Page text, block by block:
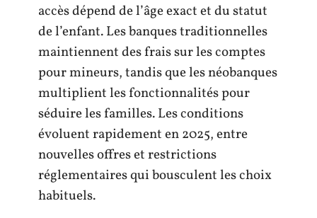
accès dépend de l’âge exact et du statut
de l’enfant. Les banques traditionnelles
maintiennent des frais sur les comptes
pour mineurs, tandis que les néobanques
multiplient les fonctionnalités pour
séduire les familles. Les conditions
évoluent rapidement en 2025, entre
nouvelles offres et restrictions
réglementaires qui bousculent les choix
habituels.